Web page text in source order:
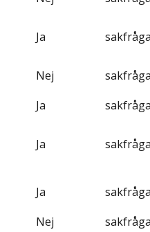
Ja
Nej
Ja
Ja
Ja
Nej